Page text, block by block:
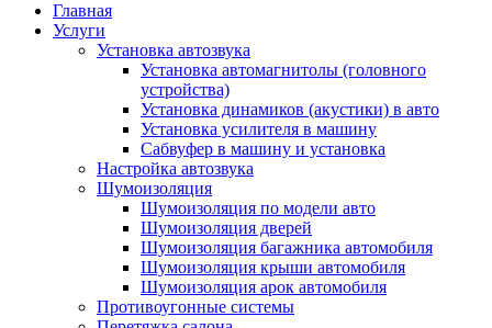
Главная
Услуги
Установка автозвука
Установка автомагнитолы (головного
устройства)
Установка динамиков (акустики) в авто
Установка усилителя в машину
Сабвуфер в машину и установка
Настройка автозвука
Шумоизоляция
Шумоизоляция по модели авто
Шумоизоляция дверей
Шумоизоляция багажника автомобиля
Шумоизоляция крыши автомобиля
Шумоизоляция арок автомобиля
Противоугонные системы